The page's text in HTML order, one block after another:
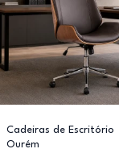
Cadeiras de Escritório
Ourém